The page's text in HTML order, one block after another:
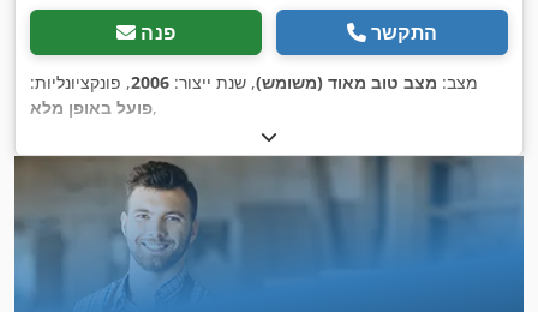
פנה התקשר
מצב: מצב טוב מאוד (משומש), שנת ייצור: 2006, פונקציונליות:
פועל באופן מלא,